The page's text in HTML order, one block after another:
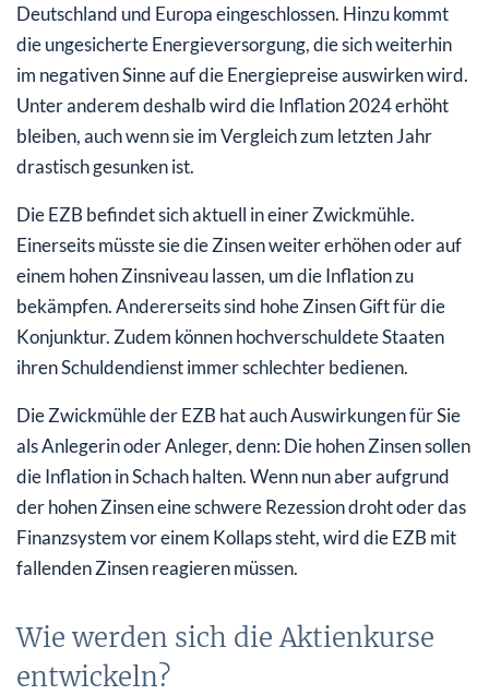
Deutschland und Europa eingeschlossen. Hinzu kommt
die ungesicherte Energieversorgung, die sich weiterhin
im negativen Sinne auf die Energiepreise auswirken wird.
Unter anderem deshalb wird die Inflation 2024 erhöht
bleiben, auch wenn sie im Vergleich zum letzten Jahr
drastisch gesunken ist.
Die EZB befindet sich aktuell in einer Zwickmühle.
Einerseits müsste sie die Zinsen weiter erhöhen oder auf
einem hohen Zinsniveau lassen, um die Inflation zu
bekämpfen. Andererseits sind hohe Zinsen Gift für die
Konjunktur. Zudem können hochverschuldete Staaten
ihren Schuldendienst immer schlechter bedienen.
Die Zwickmühle der EZB hat auch Auswirkungen für Sie
als Anlegerin oder Anleger, denn: Die hohen Zinsen sollen
die Inflation in Schach halten. Wenn nun aber aufgrund
der hohen Zinsen eine schwere Rezession droht oder das
Finanzsystem vor einem Kollaps steht, wird die EZB mit
fallenden Zinsen reagieren müssen.
Wie werden sich die Aktienkurse
entwickeln?